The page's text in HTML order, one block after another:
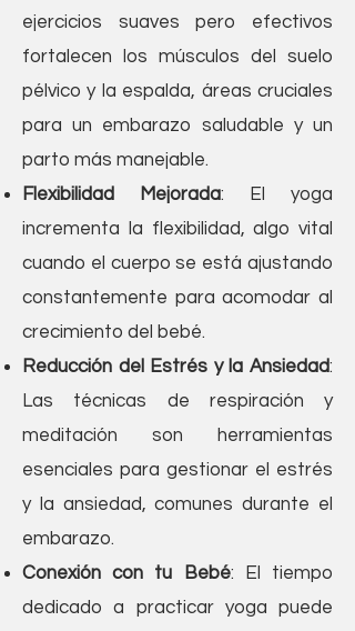
ejercicios suaves pero efectivos
fortalecen los músculos del suelo
pélvico y la espalda, áreas cruciales
para un embarazo saludable y un
parto más manejable.
Flexibilidad Mejorada: El yoga
incrementa la flexibilidad, algo vital
cuando el cuerpo se está ajustando
constantemente para acomodar al
crecimiento del bebé.
Reducción del Estrés y la Ansiedad:
Las técnicas de respiración y
meditación son herramientas
esenciales para gestionar el estrés
y la ansiedad, comunes durante el
embarazo.
Conexión con tu Bebé: El tiempo
dedicado a practicar yoga puede